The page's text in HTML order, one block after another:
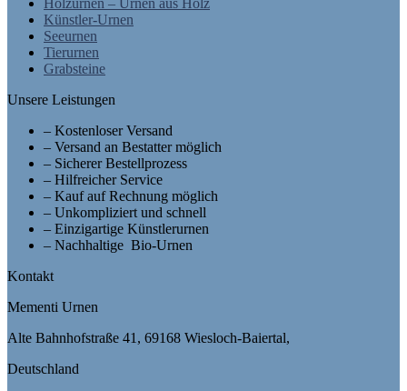
Holzurnen – Urnen aus Holz
Künstler-Urnen
Seeurnen
Tierurnen
Grabsteine
Unsere Leistungen
– Kostenloser Versand
– Versand an Bestatter möglich
– Sicherer Bestellprozess
– Hilfreicher Service
– Kauf auf Rechnung möglich
– Unkompliziert und schnell
– Einzigartige Künstlerurnen
– Nachhaltige Bio-Urnen
Kontakt
Mementi Urnen
Alte Bahnhofstraße 41, 69168 Wiesloch-Baiertal,
Deutschland